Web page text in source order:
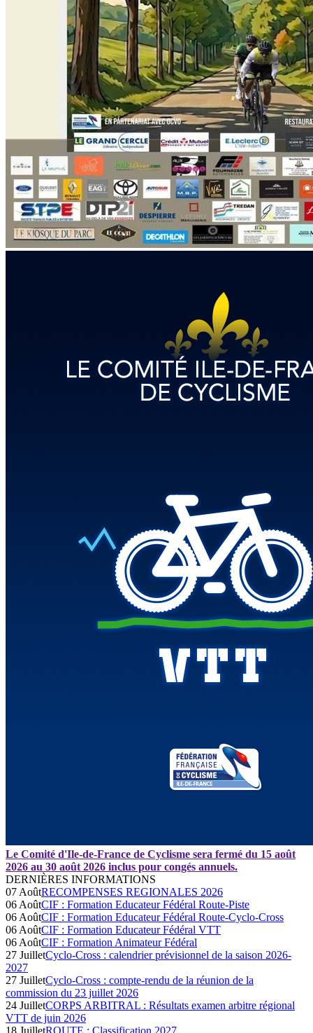
Le Comité d'Ile-de-France de Cyclisme sera fermé du 15 août
2026 au 30 août 2026 inclus pour congés annuels.
DERNIÈRES INFORMATIONS
07 AoûtRECOMPENSES REGIONALES 2026
06 AoûtCIF : Formation Educateur Fédéral Route-Piste
06 AoûtCIF : Formation Educateur Fédéral Route-Cyclo-Cross
06 AoûtCIF : Formation Educateur Fédéral VTT
06 AoûtCIF : Formation Animateur Fédéral
27 JuilletCyclo-Cross : calendrier prévisionnel de la saison 2026-
2027
27 JuilletCyclo-Cross : compte-rendu de la réunion de la
commission du 23 juillet 2026
24 JuilletCORPS ARBITRAL : Résultats examen arbitre régional
VTT de juin 2026
18 JuilletROUTE : Classification 2027